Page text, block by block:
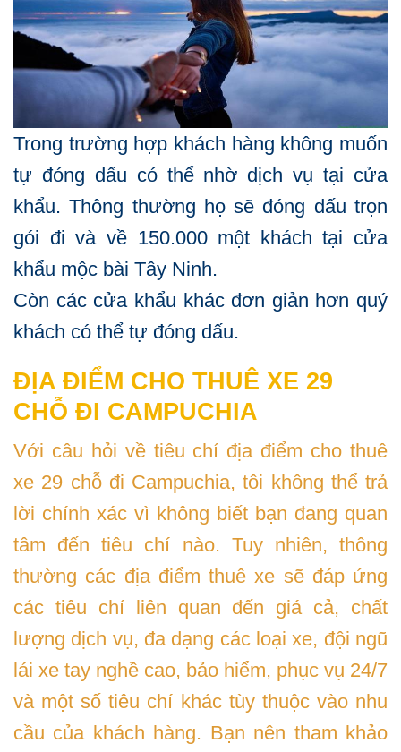
Trong trường hợp khách hàng không muốn
tự đóng dấu có thể nhờ dịch vụ tại cửa
khẩu. Thông thường họ sẽ đóng dấu trọn
gói đi và về 150.000 một khách tại cửa
khẩu mộc bài Tây Ninh.
Còn các cửa khẩu khác đơn giản hơn quý
khách có thể tự đóng dấu.
ĐỊA ĐIỂM CHO THUÊ XE 29
CHỖ ĐI CAMPUCHIA
Với câu hỏi về tiêu chí địa điểm cho thuê
xe 29 chỗ đi Campuchia, tôi không thể trả
lời chính xác vì không biết bạn đang quan
tâm đến tiêu chí nào. Tuy nhiên, thông
thường các địa điểm thuê xe sẽ đáp ứng
các tiêu chí liên quan đến giá cả, chất
lượng dịch vụ, đa dạng các loại xe, đội ngũ
lái xe tay nghề cao, bảo hiểm, phục vụ 24/7
và một số tiêu chí khác tùy thuộc vào nhu
cầu của khách hàng. Bạn nên tham khảo